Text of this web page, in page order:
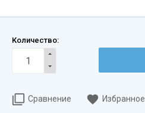
Количество:
Сравнение Избранное